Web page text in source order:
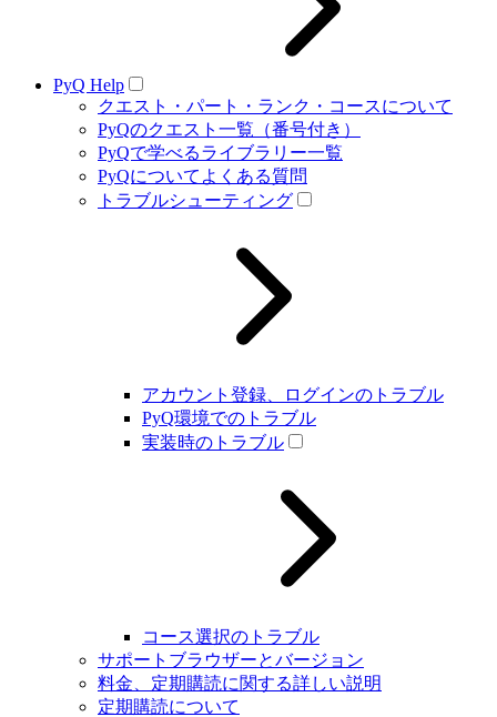
PyQ Help
クエスト・パート・ランク・コースについて
PyQのクエスト一覧（番号付き）
PyQで学べるライブラリー一覧
PyQについてよくある質問
トラブルシューティング
アカウント登録、ログインのトラブル
PyQ環境でのトラブル
実装時のトラブル
コース選択のトラブル
サポートブラウザーとバージョン
料金、定期購読に関する詳しい説明
定期購読について